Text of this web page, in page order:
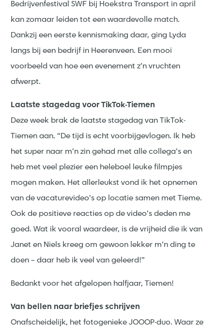
Bedrijvenfestival SWF bij Hoekstra Transport in april
kan zomaar leiden tot een waardevolle match.
Dankzij een eerste kennismaking daar, ging Lyda
langs bij een bedrijf in Heerenveen. Een mooi
voorbeeld van hoe een evenement z’n vruchten
afwerpt.
Laatste stagedag voor TikTok-Tiemen
Deze week brak de laatste stagedag van TikTok-
Tiemen aan. “De tijd is echt voorbijgevlogen. Ik heb
het super naar m’n zin gehad met alle collega’s en
heb met veel plezier een heleboel leuke filmpjes
mogen maken. Het allerleukst vond ik het opnemen
van de vacaturevideo’s op locatie samen met Tieme.
Ook de positieve reacties op de video’s deden me
goed. Wat ik vooral waardeer, is de vrijheid die ik van
Janet en Niels kreeg om gewoon lekker m’n ding te
doen – daar heb ik veel van geleerd!”
Bedankt voor het afgelopen halfjaar, Tiemen!
Van bellen naar briefjes schrijven
Onafscheidelijk, het fotogenieke JOOOP-duo. Waar ze